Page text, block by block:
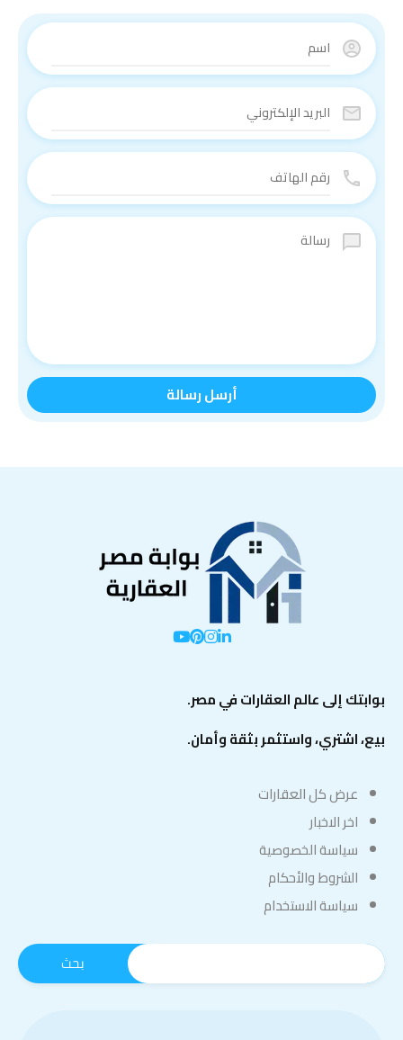
بوابتك إلى عالم العقارات في مصر.
بيع، اشتري، واستثمر بثقة وأمان.
عرض كل العقارات
اخر الاخبار
سياسة الخصوصية
الشروط والأحكام
سياسة الاستخدام